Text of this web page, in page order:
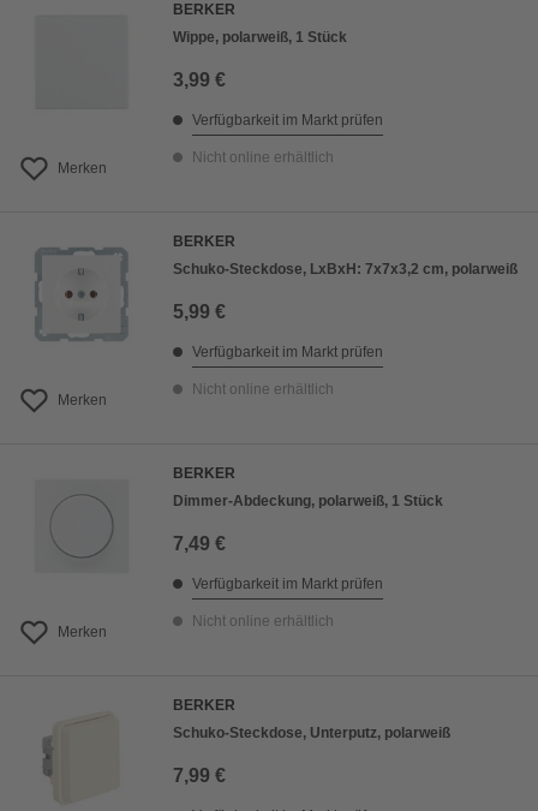
Merken
BERKER
Wippe, polarweiß, 1 Stück
3,99 €
Verfügbarkeit im Markt prüfen
Nicht online erhältlich
Merken
BERKER
Schuko-Steckdose, LxBxH: 7x7x3,2 cm, polarweiß
5,99 €
Verfügbarkeit im Markt prüfen
Nicht online erhältlich
Merken
BERKER
Dimmer-Abdeckung, polarweiß, 1 Stück
7,49 €
Verfügbarkeit im Markt prüfen
Nicht online erhältlich
BERKER
Schuko-Steckdose, Unterputz, polarweiß
7,99 €